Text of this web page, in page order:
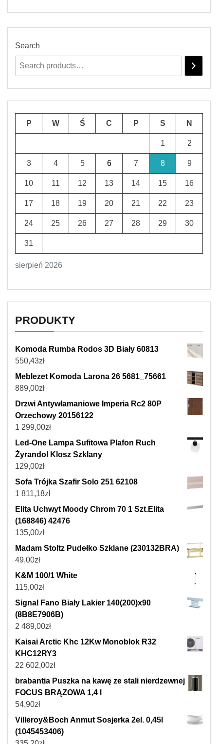
Search
sierpień 2026
P W Ś C P S N
1 2
3 4 5 6 7 8 9
10 11 12 13 14 15 16
17 18 19 20 21 22 23
24 25 26 27 28 29 30
31
PRODUKTY
Komoda Rumba Rodos 3D Biały 60813
550,43zł
Meblezet Komoda Larona 26 5681_75661
889,00zł
Drzwi Antywłamaniowe Imperia Rc2 80P
Orzechowy 20156122
1 299,00zł
Led-One Lampa Sufitowa Plafon Ruch
Żyrandol Klosz Szklany
129,00zł
Sofa Trójka Szafir Solo 251 62108
1 811,18zł
Elita Uchwyt Moody Chrom 70 1 Szt.Elita
(168846) 42476
135,00zł
Madam Stoltz Pudełko Szklane (230132BRA)
49,00zł
K&M 100/1 White
115,00zł
Signal Fano Biały Lakier 140(200)x90
(8B8E7906B)
2 489,00zł
Kaisai Arctic Khc 12Kw Monoblok R32
KHC12RY3
22 602,00zł
brabantia Puszka na kawę ze stali nierdzewnej
FOCUS BRĄZOWA 1,4 l
54,90zł
Villeroy&Boch Anmut Sosjerka 2el. 0,45l
(1045453406)